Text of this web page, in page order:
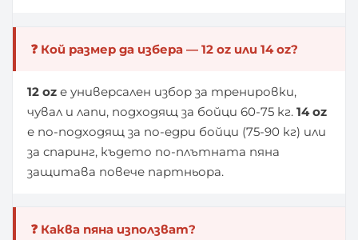
❓ Кой размер да избера — 12 oz или 14 oz?
12 oz е универсален избор за тренировки,
чувал и лапи, подходящ за бойци 60-75 кг.14 oz
е по-подходящ за по-едри бойци (75-90 кг) или
за спаринг, където по-плътната пяна
защитава повече партньора.
❓ Каква пяна използват?